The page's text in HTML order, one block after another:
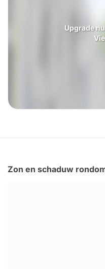
Upgrade
Zon en schaduw